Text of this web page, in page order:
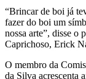
“Brincar de boi já
fazer do boi um
nossa arte”, disse o
Caprichoso, Erick
O membro da
da Silva acrescenta